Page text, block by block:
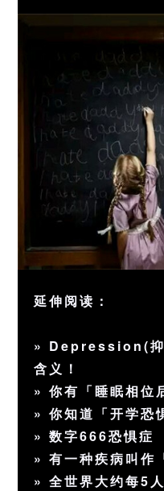
延伸阅读：
» Depression(抑
含义！
»你有「睡眠相位
»你知道「开学恐
»数字666恐惧症
»有一种疾病叫作
»全世界大约每5